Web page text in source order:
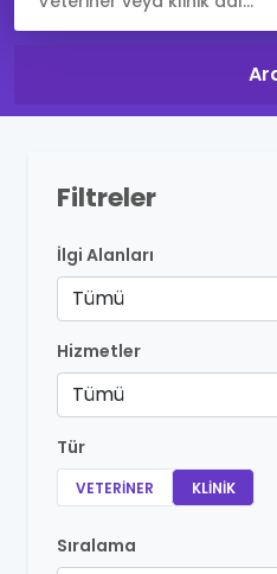
Filtreler
İlgi Alanları
Tümü
Hizmetler
Tümü
Tür
VETERINER KLINIK
Sıralama